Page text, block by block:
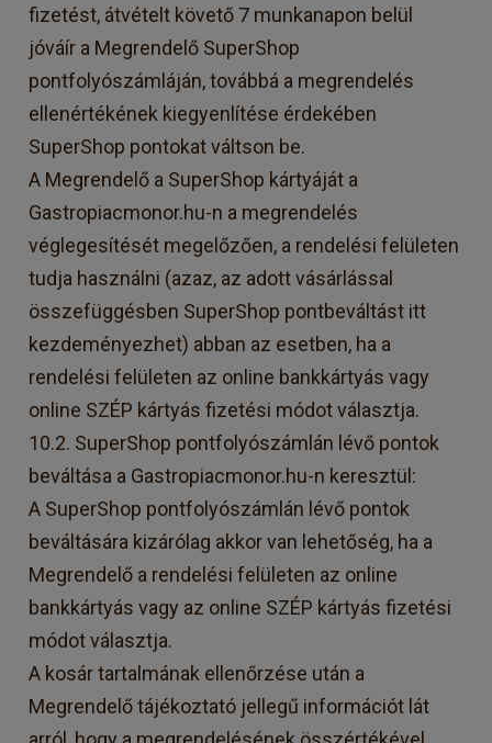
fizetést, átvételt követő 7 munkanapon belül
jóváír a Megrendelő SuperShop
pontfolyószámláján, továbbá a megrendelés
ellenértékének kiegyenlítése érdekében
SuperShop pontokat váltson be.
A Megrendelő a SuperShop kártyáját a
Gastropiacmonor.hu-n a megrendelés
véglegesítését megelőzően, a rendelési felületen
tudja használni (azaz, az adott vásárlással
összefüggésben SuperShop pontbeváltást itt
kezdeményezhet) abban az esetben, ha a
rendelési felületen az online bankkártyás vagy
online SZÉP kártyás fizetési módot választja.
10.2. SuperShop pontfolyószámlán lévő pontok
beváltása a Gastropiacmonor.hu-n keresztül:
A SuperShop pontfolyószámlán lévő pontok
beváltására kizárólag akkor van lehetőség, ha a
Megrendelő a rendelési felületen az online
bankkártyás vagy az online SZÉP kártyás fizetési
módot választja.
A kosár tartalmának ellenőrzése után a
Megrendelő tájékoztató jellegű információt lát